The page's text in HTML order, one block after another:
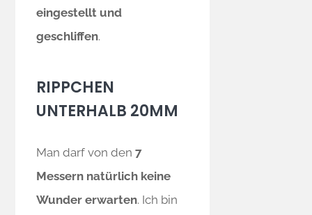
eingestellt und
geschliffen.
RIPPCHEN
UNTERHALB 20MM
Man darf von den7
Messern natürlich keine
Wunder erwarten. Ich bin